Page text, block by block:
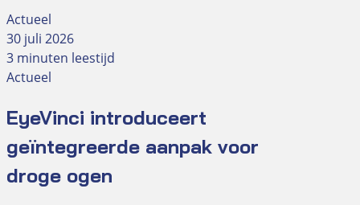
Actueel
30 juli 2026
3 minuten leestijd
Actueel
EyeVinci introduceert
geïntegreerde aanpak voor
droge ogen